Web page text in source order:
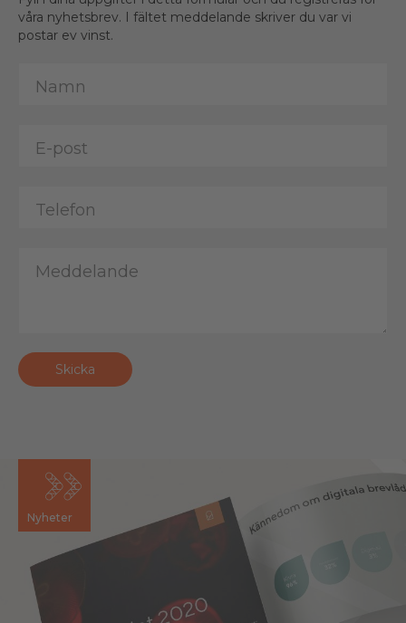
våra nyhetsbrev. I fältet meddelande skriver du var vi
postar ev vinst.
Nyheter